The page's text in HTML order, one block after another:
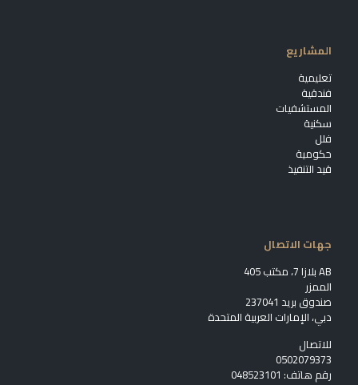
المشاريع
تعليمية
فندقية
المستشفيات
سكنية
فلل
حكومية
قيد التنفيذ
جهات الاتصال
AB بلازا 7، مكتب 405
الممزر
صندوق بريد 237041
دبي، الإمارات العربية المتحدة
للاتصال
0502079373
رقم هاتف: 048523101